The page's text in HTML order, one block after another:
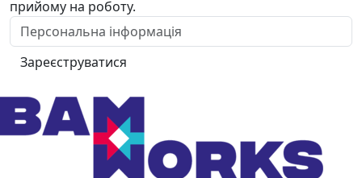
прийому на роботу.
Зареєструватися